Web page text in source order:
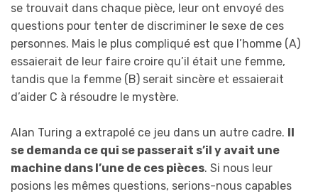
se trouvait dans chaque pièce, leur ont envoyé des
questions pour tenter de discriminer le sexe de ces
personnes. Mais le plus compliqué est que l’homme (A)
essaierait de leur faire croire qu’il était une femme,
tandis que la femme (B) serait sincère et essaierait
d’aider C à résoudre le mystère.
Alan Turing a extrapolé ce jeu dans un autre cadre. Il
se demanda ce qui se passerait s’il y avait une
machine dans l’une de ces pièces. Si nous leur
posions les mêmes questions, serions-nous capables